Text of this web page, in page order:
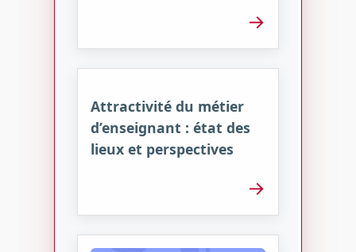
→
Attractivité du métier
d’enseignant : état des
lieux et perspectives
→